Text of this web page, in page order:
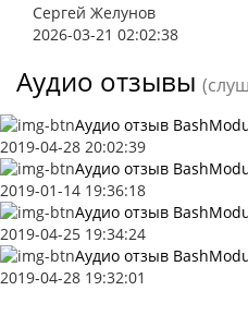
Сергей Желунов
2026-03-21 02:02:38
Аудио отзывы
Аудио отзыв
2019-04-28 20:02:39
Аудио отзыв
2019-01-14 19:36:18
Аудио отзыв
2019-04-25 19:34:24
Аудио отзыв
2019-04-28 19:32:01